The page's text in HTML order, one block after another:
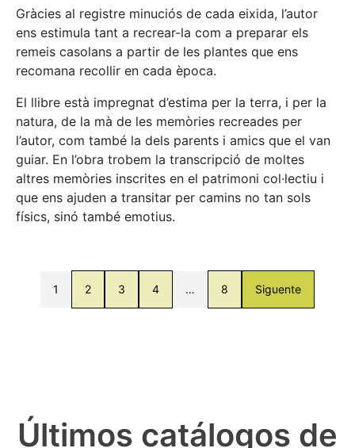
Gràcies al registre minuciós de cada eixida, l’autor
ens estimula tant a recrear-la com a preparar els
remeis casolans a partir de les plantes que ens
recomana recollir en cada època.
El llibre està impregnat d’estima per la terra, i per la
natura, de la mà de les memòries recreades per
l’autor, com també la dels parents i amics que el van
guiar. En l’obra trobem la transcripció de moltes
altres memòries inscrites en el patrimoni col·lectiu i
que ens ajuden a transitar per camins no tan sols
físics, sinó també emotius.
1 2 3 4 … 8 Siguente
Últimos catálogos de